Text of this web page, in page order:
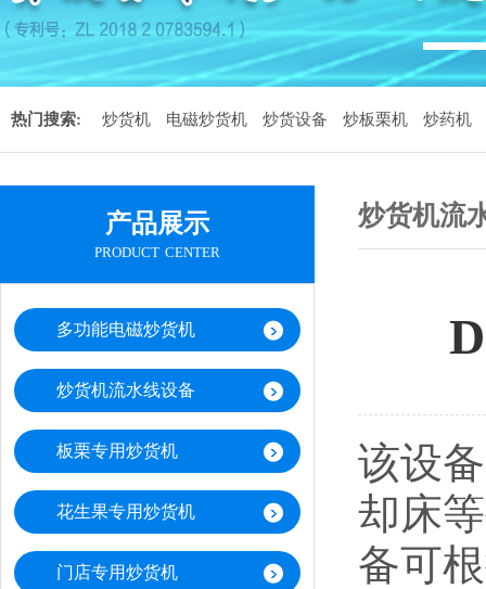
热门搜索: 炒货机 电磁炒货机 炒货设备 炒板栗机 炒药机
产品展示
product center
多功能电磁炒货机
炒货机流水线设备
板栗专用炒货机
花生果专用炒货机
门店专用炒货机
炒货机流
该设
却床
备可